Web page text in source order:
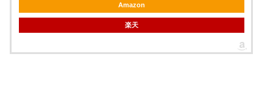
Amazon
楽天